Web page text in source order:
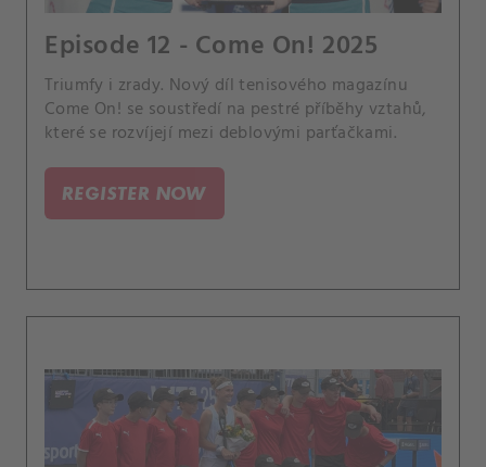
Episode 12 - Come On! 2025
Triumfy i zrady. Nový díl tenisového magazínu
Come On! se soustředí na pestré příběhy vztahů,
které se rozvíjejí mezi deblovými parťačkami.
REGISTER NOW